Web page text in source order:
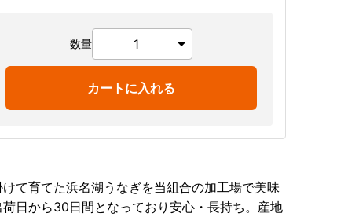
数量
カートに入れる
て育てた浜名湖うなぎを当組合の加工場で美味
日から30日間となっており安心・長持ち。産地